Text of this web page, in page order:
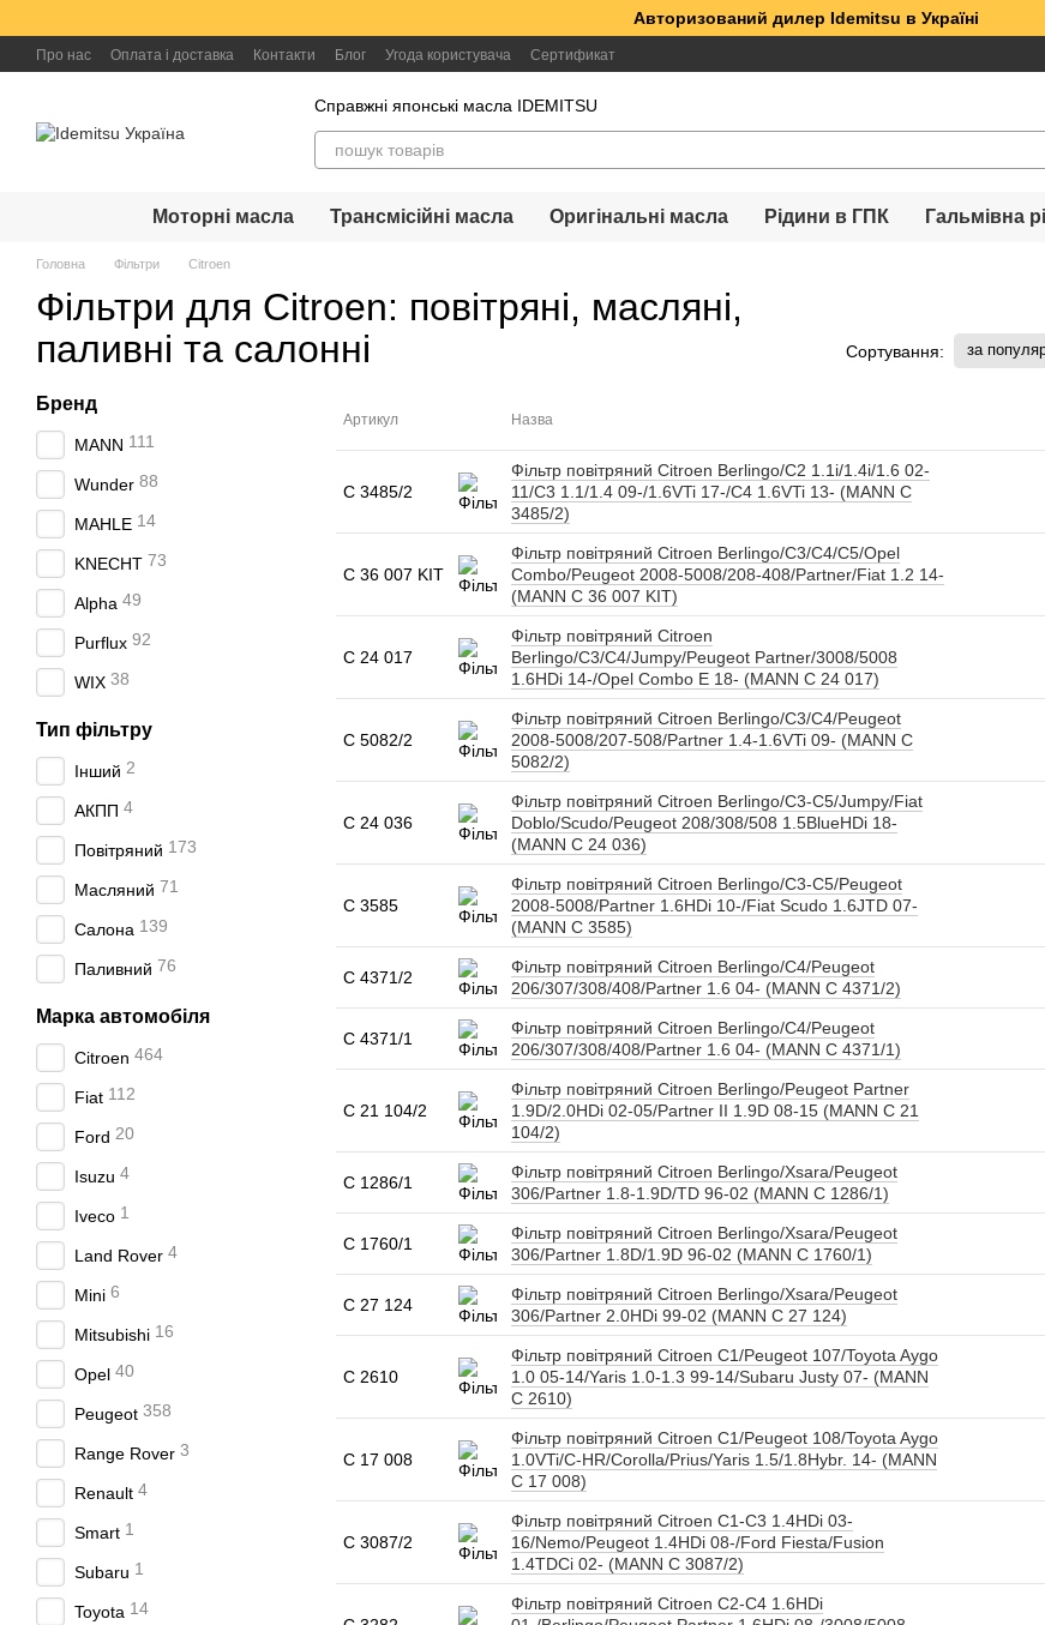
Авторизований дилер Idemitsu в Україні
Про нас Оплата і доставка Контакти Блог Угода користувача Сертификат
Справжні японські масла IDEMITSU
Моторні масла Трансмісійні масла Оригінальні масла Рідини в ГПК Гальмівна
Головна Фільтри Citroen
Фільтри для Citroen: повітряні, масляні,
паливні та салонні
Сортування: за
Артикул Назва
C 3485/2
Фільтр повітряний Citroen Berlingo/C2 1.1i/1.4i/1.6 02-
11/C3 1.1/1.4 09-/1.6VTi 17-/C4 1.6VTi 13- (MANN C
3485/2)
C 36 007 KIT
Фільтр повітряний Citroen Berlingo/C3/C4/C5/Opel
Combo/Peugeot 2008-5008/208-408/Partner/Fiat 1.2 14-
(MANN C 36 007 KIT)
C 24 017
Фільтр повітряний Citroen
Berlingo/C3/C4/Jumpy/Peugeot Partner/3008/5008
1.6HDi 14-/Opel Combo E 18- (MANN C 24 017)
C 5082/2
Фільтр повітряний Citroen Berlingo/C3/C4/Peugeot
2008-5008/207-508/Partner 1.4-1.6VTi 09- (MANN C
5082/2)
C 24 036
Фільтр повітряний Citroen Berlingo/C3-C5/Jumpy/Fiat
Doblo/Scudo/Peugeot 208/308/508 1.5BlueHDi 18-
(MANN C 24 036)
C 3585
Фільтр повітряний Citroen Berlingo/C3-C5/Peugeot
2008-5008/Partner 1.6HDi 10-/Fiat Scudo 1.6JTD 07-
(MANN C 3585)
C 4371/2
Фільтр повітряний Citroen Berlingo/C4/Peugeot
206/307/308/408/Partner 1.6 04- (MANN C 4371/2)
C 4371/1
Фільтр повітряний Citroen Berlingo/C4/Peugeot
206/307/308/408/Partner 1.6 04- (MANN C 4371/1)
C 21 104/2
Фільтр повітряний Citroen Berlingo/Peugeot Partner
1.9D/2.0HDi 02-05/Partner II 1.9D 08-15 (MANN C 21
104/2)
C 1286/1
Фільтр повітряний Citroen Berlingo/Xsara/Peugeot
306/Partner 1.8-1.9D/TD 96-02 (MANN C 1286/1)
C 1760/1
Фільтр повітряний Citroen Berlingo/Xsara/Peugeot
306/Partner 1.8D/1.9D 96-02 (MANN C 1760/1)
C 27 124
Фільтр повітряний Citroen Berlingo/Xsara/Peugeot
306/Partner 2.0HDi 99-02 (MANN C 27 124)
C 2610
Фільтр повітряний Citroen C1/Peugeot 107/Toyota Aygo
1.0 05-14/Yaris 1.0-1.3 99-14/Subaru Justy 07- (MANN
C 2610)
C 17 008
Фільтр повітряний Citroen C1/Peugeot 108/Toyota Aygo
1.0VTi/C-HR/Corolla/Prius/Yaris 1.5/1.8Hybr. 14- (MANN
C 17 008)
C 3087/2
Фільтр повітряний Citroen C1-C3 1.4HDi 03-
16/Nemo/Peugeot 1.4HDi 08-/Ford Fiesta/Fusion
1.4TDCi 02- (MANN C 3087/2)
Фільтр повітряний Citroen C2-C4 1.6HDi
Бренд
MANN 111
Wunder 88
MAHLE 14
KNECHT 73
Alpha 49
Purflux 92
WIX 38
Тип фільтру
Інший 2
АКПП 4
Повітряний 173
Масляний 71
Салона 139
Паливний 76
Марка автомобіля
Citroen 464
Fiat 112
Ford 20
Isuzu 4
Iveco 1
Land Rover 4
Mini 6
Mitsubishi 16
Opel 40
Peugeot 358
Range Rover 3
Renault 4
Smart 1
Subaru 1
Toyota 14